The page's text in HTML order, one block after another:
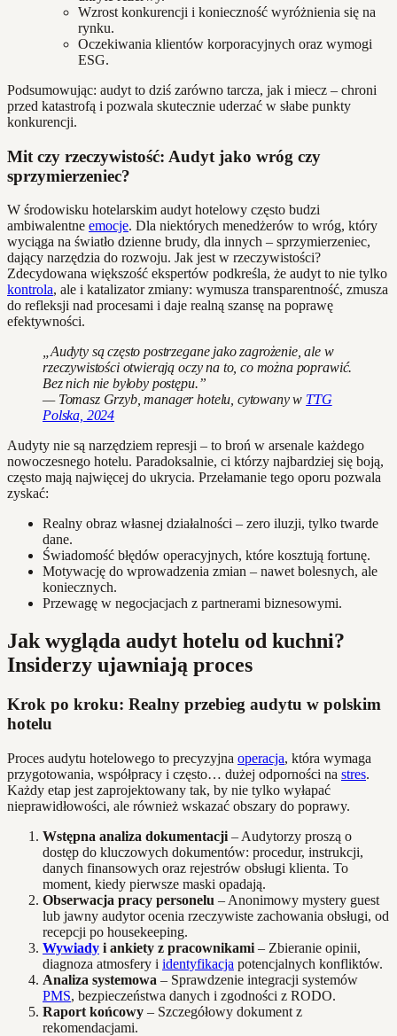
Wzrost konkurencji i konieczność wyróżnienia się na
rynku.
Oczekiwania klientów korporacyjnych oraz wymogi
ESG.
Podsumowując: audyt to dziś zarówno tarcza, jak i miecz – chroni
przed katastrofą i pozwala skutecznie uderzać w słabe punkty
konkurencji.
Mit czy rzeczywistość: Audyt jako wróg czy
sprzymierzeniec?
W środowisku hotelarskim audyt hotelowy często budzi
ambiwalentne emocje. Dla niektórych menedżerów to wróg, który
wyciąga na światło dzienne brudy, dla innych – sprzymierzeniec,
dający narzędzia do rozwoju. Jak jest w rzeczywistości?
Zdecydowana większość ekspertów podkreśla, że audyt to nie tylko
kontrola, ale i katalizator zmiany: wymusza transparentność, zmusza
do refleksji nad procesami i daje realną szansę na poprawę
efektywności.
„Audyty są często postrzegane jako zagrożenie, ale w
rzeczywistości otwierają oczy na to, co można poprawić.
Bez nich nie byłoby postępu.”
— Tomasz Grzyb, manager hotelu, cytowany w TTG
Polska, 2024
Audyty nie są narzędziem represji – to broń w arsenale każdego
nowoczesnego hotelu. Paradoksalnie, ci którzy najbardziej się boją,
często mają najwięcej do ukrycia. Przełamanie tego oporu pozwala
zyskać:
Realny obraz własnej działalności – zero iluzji, tylko twarde
dane.
Świadomość błędów operacyjnych, które kosztują fortunę.
Motywację do wprowadzenia zmian – nawet bolesnych, ale
koniecznych.
Przewagę w negocjacjach z partnerami biznesowymi.
Jak wygląda audyt hotelu od kuchni?
Insiderzy ujawniają proces
Krok po kroku: Realny przebieg audytu w polskim
hotelu
Proces audytu hotelowego to precyzyjna operacja, która wymaga
przygotowania, współpracy i często… dużej odporności na stres.
Każdy etap jest zaprojektowany tak, by nie tylko wyłapać
nieprawidłowości, ale również wskazać obszary do poprawy.
Wstępna analiza dokumentacji – Audytorzy proszą o
dostęp do kluczowych dokumentów: procedur, instrukcji,
danych finansowych oraz rejestrów obsługi klienta. To
moment, kiedy pierwsze maski opadają.
Obserwacja pracy personelu – Anonimowy mystery guest
lub jawny audytor ocenia rzeczywiste zachowania obsługi, od
recepcji po housekeeping.
Wywiady i ankiety z pracownikami – Zbieranie opinii,
diagnoza atmosfery i identyfikacja potencjalnych konfliktów.
Analiza systemowa – Sprawdzenie integracji systemów
PMS, bezpieczeństwa danych i zgodności z RODO.
Raport końcowy – Szczegółowy dokument z
rekomendacjami.